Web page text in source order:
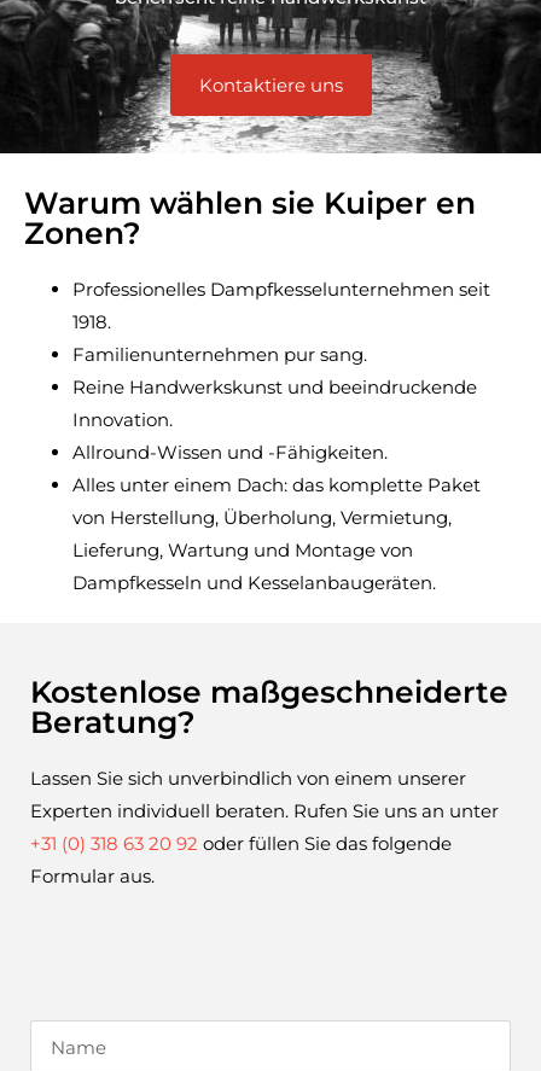
Kontaktiere uns
Warum wählen sie Kuiper en
Zonen?
Professionelles Dampfkesselunternehmen seit
1918.
Familienunternehmen pur sang.
Reine Handwerkskunst und beeindruckende
Innovation.
Allround-Wissen und -Fähigkeiten.
Alles unter einem Dach: das komplette Paket
von Herstellung, Überholung, Vermietung,
Lieferung, Wartung und Montage von
Dampfkesseln und Kesselanbaugeräten.
Kostenlose maßgeschneiderte
Beratung?
Lassen Sie sich unverbindlich von einem unserer
Experten individuell beraten. Rufen Sie uns an unter
+31 (0) 318 63 20 92 oder füllen Sie das folgende
Formular aus.